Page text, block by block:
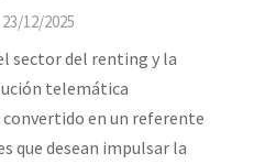
23/12/2025
sector del renting y la
telemática
convertido en un referente
que desean impulsar la